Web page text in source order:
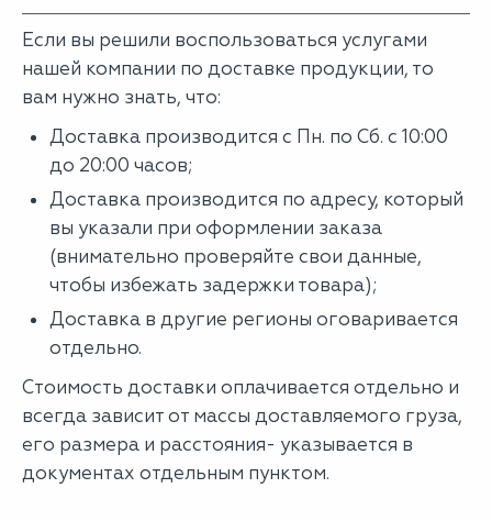
Если вы решили воспользоваться услугами
нашей компании по доставке продукции, то
вам нужно знать, что:
Доставка производится с Пн. по Сб. с 10:00
до 20:00 часов;
Доставка производится по адресу, который
вы указали при оформлении заказа
(внимательно проверяйте свои данные,
чтобы избежать задержки товара);
Доставка в другие регионы оговаривается
отдельно.
Стоимость доставки оплачивается отдельно и
всегда зависит от массы доставляемого груза,
его размера и расстояния- указывается в
документах отдельным пунктом.